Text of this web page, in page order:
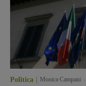
Politica Monica Campani